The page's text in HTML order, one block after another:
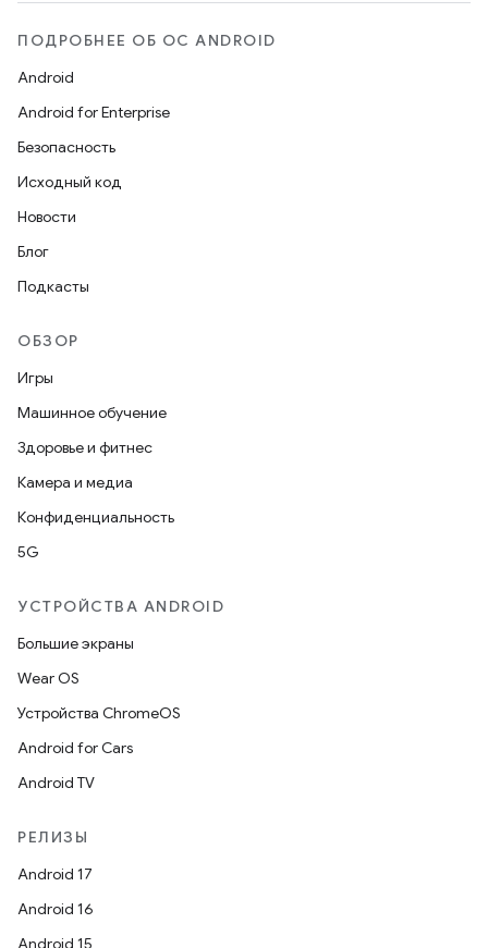
ПОДРОБНЕЕ ОБ ОС ANDROID
Android
Android for Enterprise
Безопасность
Исходный код
Новости
Блог
Подкасты
ОБЗОР
Игры
Машинное обучение
Здоровье и фитнес
Камера и медиа
Конфиденциальность
5G
УСТРОЙСТВА ANDROID
Большие экраны
Wear OS
Устройства ChromeOS
Android for Cars
Android TV
РЕЛИЗЫ
Android 17
Android 16
Android 15